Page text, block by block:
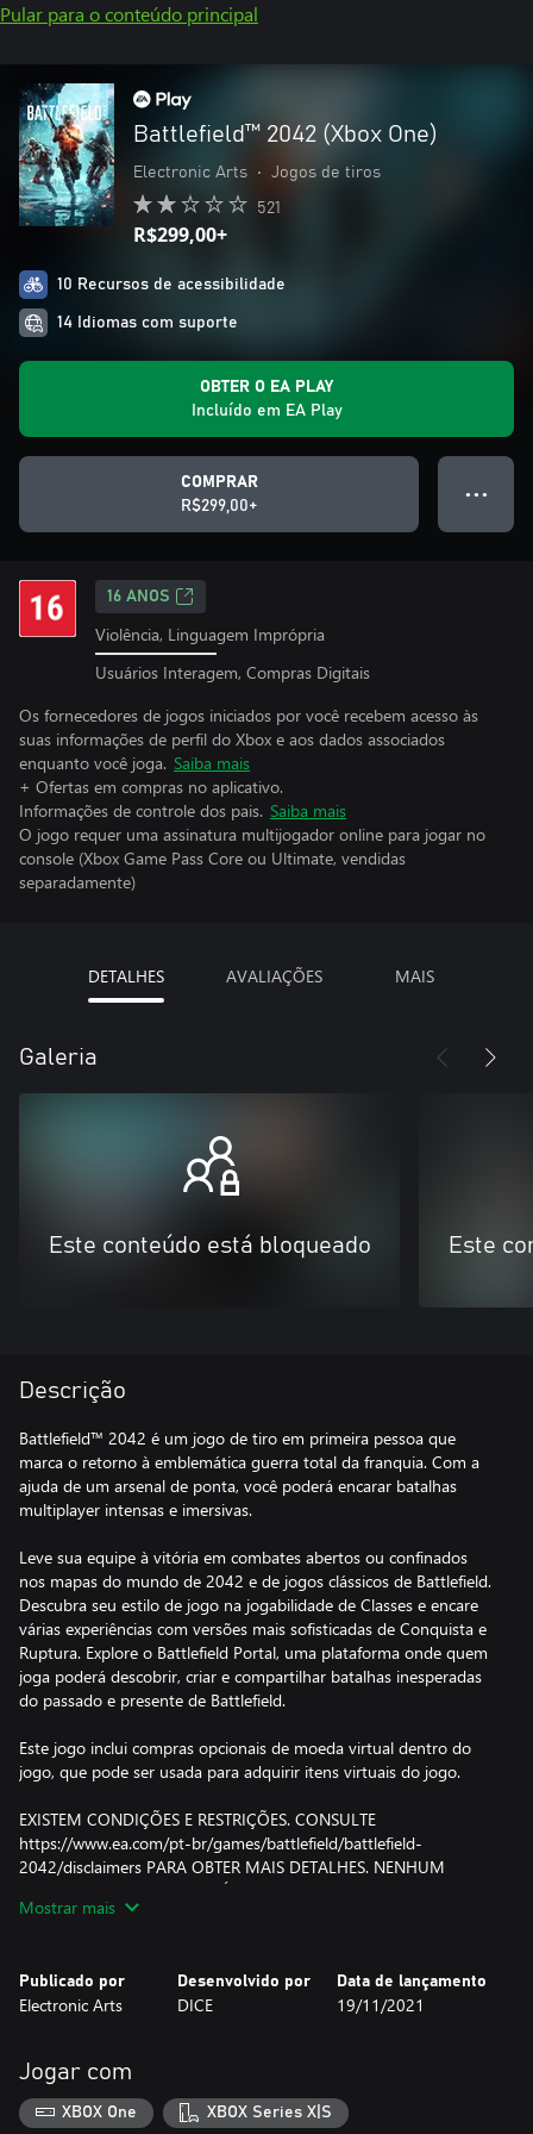
Pular para o conteúdo principal
Battlefield™ 2042 (Xbox One)
Electronic Arts • Jogos de tiros
521
R$299,00+
10 Recursos de acessibilidade
14 Idiomas com suporte
OBTER O EA PLAY
Incluído em EA Play
COMPRAR
R$299,00+
● ● ●
16 ANOS
Violência, Linguagem Imprópria
Usuários Interagem, Compras Digitais
Os fornecedores de jogos iniciados por você recebem acesso às
suas informações de perfil do Xbox e aos dados associados
enquanto você joga. Saiba mais
+ Ofertas em compras no aplicativo.
Informações de controle dos pais. Saiba mais
O jogo requer uma assinatura multijogador online para jogar no
console (Xbox Game Pass Core ou Ultimate, vendidas
separadamente)
DETALHES AVALIAÇÕES MAIS
Galeria
Este conteúdo está bloqueado Este
Descrição
Battlefield™ 2042 é um jogo de tiro em primeira pessoa que
marca o retorno à emblemática guerra total da franquia. Com a
ajuda de um arsenal de ponta, você poderá encarar batalhas
multiplayer intensas e imersivas.
Leve sua equipe à vitória em combates abertos ou confinados
nos mapas do mundo de 2042 e de jogos clássicos de Battlefield.
Descubra seu estilo de jogo na jogabilidade de Classes e encare
várias experiências com versões mais sofisticadas de Conquista e
Ruptura. Explore o Battlefield Portal, uma plataforma onde quem
joga poderá descobrir, criar e compartilhar batalhas inesperadas
do passado e presente de Battlefield.
Este jogo inclui compras opcionais de moeda virtual dentro do
jogo, que pode ser usada para adquirir itens virtuais do jogo.
EXISTEM CONDIÇÕES E RESTRIÇÕES. CONSULTE
https://www.ea.com/pt-br/games/battlefield/battlefield-
2042/disclaimers PARA OBTER MAIS DETALHES. NENHUM
FABRICANTE DE ARMAS, VEÍCULOS OU EQUIPAMENTOS
MILITARES ESTÁ AFILIADO A ESTE JOGO, NEM O PATROCINOU
Mostrar mais
Publicado por
Electronic Arts
Desenvolvido por
DICE
Data de lançamento
19/11/2021
Jogar com
XBOX One XBOX Series X|S